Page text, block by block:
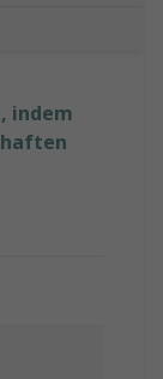
indem